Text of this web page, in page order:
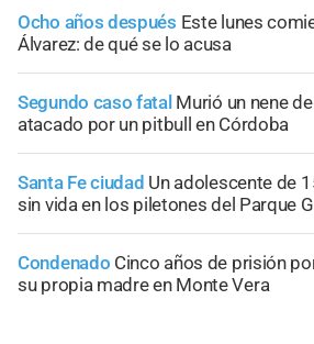
Ocho años después Este lunes
Álvarez: de qué se lo acusa
Segundo caso fatal Murió un nene
atacado por un pitbull en Córdoba
Santa Fe ciudad Un adolescente de
sin vida en los piletones del Parque
Condenado Cinco años de prisión
su propia madre en Monte Vera